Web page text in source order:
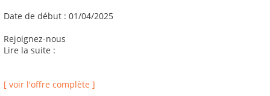
Date de début : 01/04/2025
Rejoignez-nous
Lire la suite :
[ voir l'offre complète ]